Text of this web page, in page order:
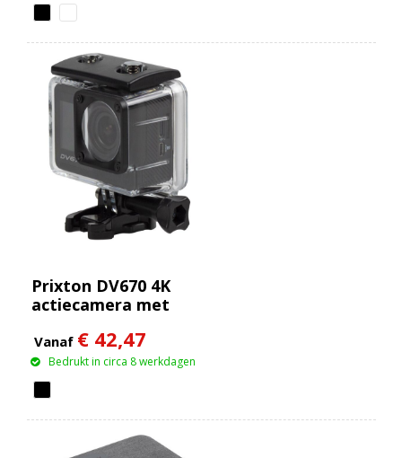
Prixton DV670 4K
actiecamera met
Vanaf € 42,47
Bedrukt in circa 8 werkdagen